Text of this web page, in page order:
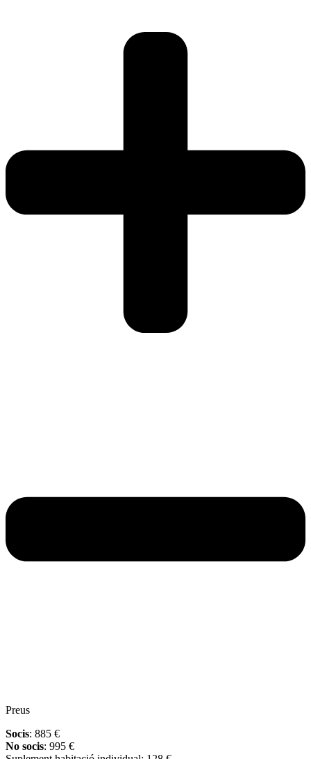
Preus
Socis: 885 €
No socis: 995 €